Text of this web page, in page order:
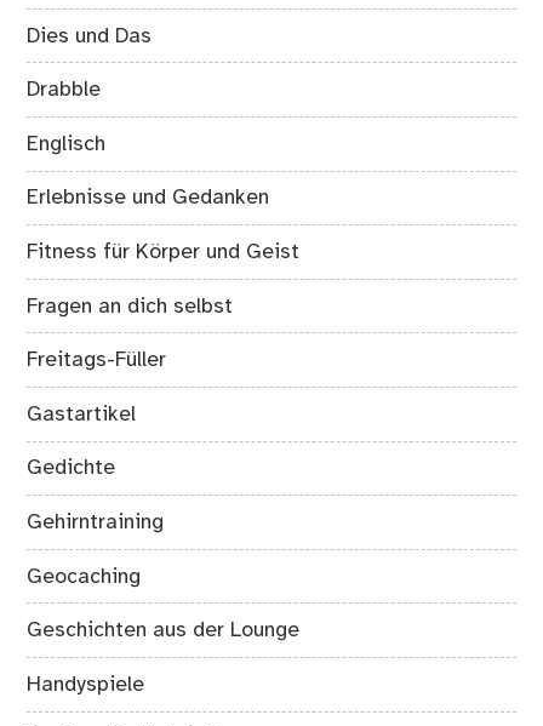
Dies und Das
Drabble
Englisch
Erlebnisse und Gedanken
Fitness für Körper und Geist
Fragen an dich selbst
Freitags-Füller
Gastartikel
Gedichte
Gehirntraining
Geocaching
Geschichten aus der Lounge
Handyspiele